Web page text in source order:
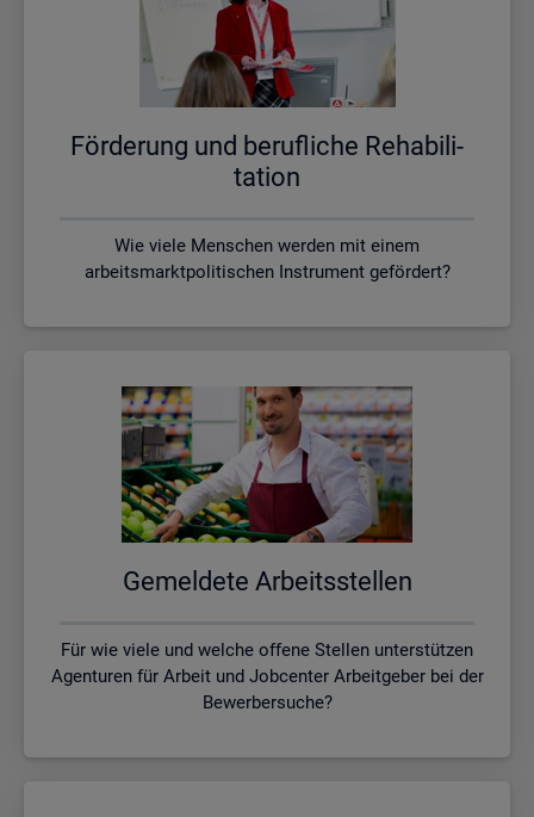
För­de­rung und be­ruf­li­che Re­ha­bi­li­
ta­ti­on
Wie viele Menschen werden mit einem
arbeitsmarktpolitischen Instrument gefördert?
Ge­mel­de­te Ar­beits­stel­len
Für wie viele und welche offene Stellen unterstützen
Agenturen für Arbeit und Jobcenter Arbeitgeber bei der
Bewerbersuche?